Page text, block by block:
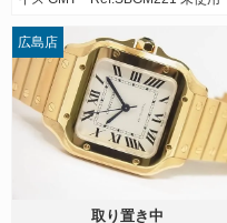
取り置き中
広島店